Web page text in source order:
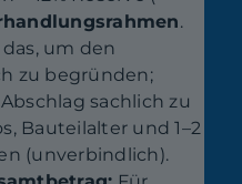
.
um den
zu begründen;
sachlich zu
Bauteilalter und 1–2
(unverbindlich).